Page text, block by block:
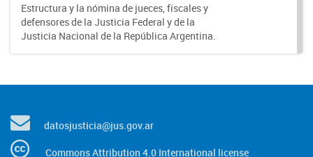
Estructura y la nómina de jueces, fiscales y
defensores de la Justicia Federal y de la
Justicia Nacional de la República Argentina.
datosjusticia@jus.gov.ar
Commons Attribution 4.0 International license